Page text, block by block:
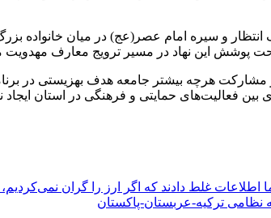
و سیره امام عصر(عج) در میان
تحت پوشش این نهاد در مسیر ترویج معارف مهدویت
مشارکت هرچه بیشتر جامعه هدف بهزیستی در
بین فعالیت‌های حمایتی و فرهنگی در استان ایجاد
اطلاعات غلط دادند که اگر ارز را گران
نظامی ترکیه-عربستان-پاکستان